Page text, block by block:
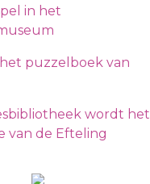
in het
puzzelboek van
wordt het
van de Efteling